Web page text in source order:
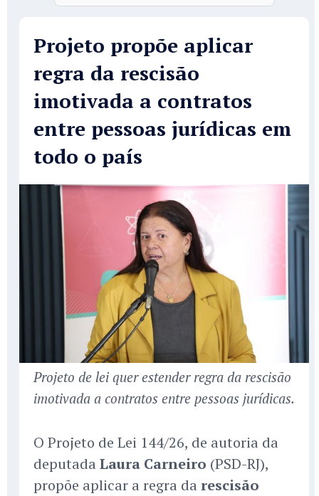
Projeto propõe aplicar
regra da rescisão
imotivada a contratos
entre pessoas jurídicas em
todo o país
Projeto de lei quer estender regra da rescisão
imotivada a contratos entre pessoas jurídicas.
O Projeto de Lei 144/26, de autoria da
deputada Laura Carneiro (PSD-RJ),
propõe aplicar a regra da rescisão